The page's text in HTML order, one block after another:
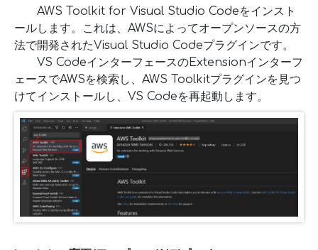
AWS Toolkit for Visual Studio Codeをインスト
ールします。これは、AWSによってオープンソースの方
法で開発されたVisual Studio Codeプラグインです。
VS CodeインターフェースのExtensionインターフ
ェースでAWSを検索し、AWS Toolkitプラグインを見つ
けてインストールし、VS Codeを再起動します。